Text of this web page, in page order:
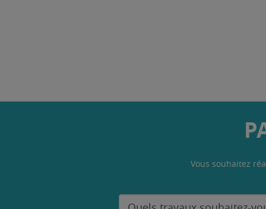
Vous souhaitez